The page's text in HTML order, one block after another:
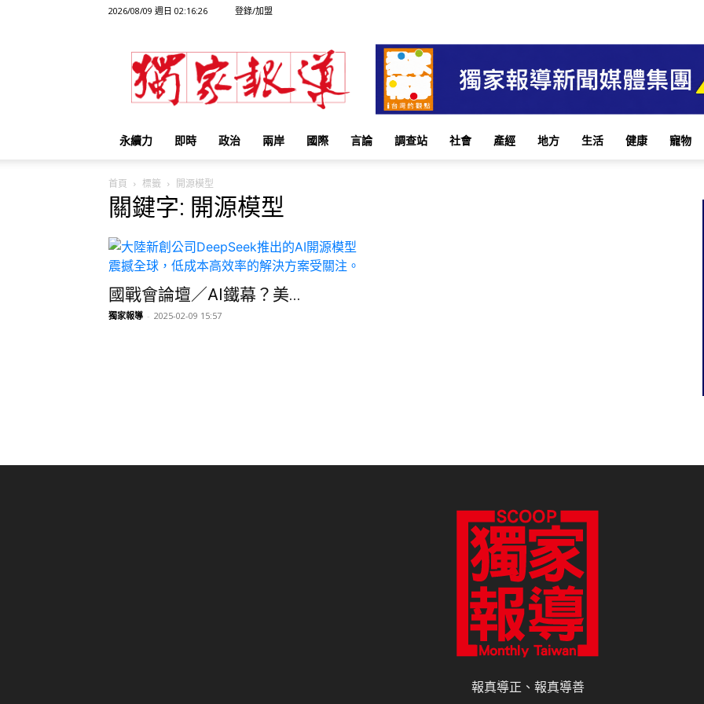
2026/08/09 週日 02:16:26 登錄/加盟
獨
家
報
永續力 即時 政治 兩岸 國際 言論 調查站 社會 產經 地方 生活 健康 寵物
首頁 標籤 開源模型
關鍵字: 開源模型
國戰會論壇／AI鐵幕？美...
獨家報導 - 2025-02-09 15:57
報真導正、報真導善